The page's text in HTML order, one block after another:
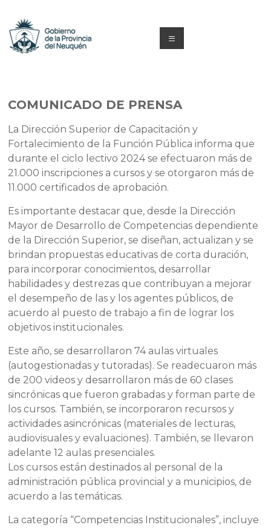
contenido
y
Neuquén
Menú
COMUNICADO DE PRENSA
La Dirección Superior de Capacitación y
Fortalecimiento de la Función Pública informa que
durante el ciclo lectivo 2024 se efectuaron más de
21.000 inscripciones a cursos y se otorgaron más de
11.000 certificados de aprobación.
Es importante destacar que, desde la Dirección
Mayor de Desarrollo de Competencias dependiente
de la Dirección Superior, se diseñan, actualizan y se
brindan propuestas educativas de corta duración,
para incorporar conocimientos, desarrollar
habilidades y destrezas que contribuyan a mejorar
el desempeño de las y los agentes públicos, de
acuerdo al puesto de trabajo a fin de lograr los
objetivos institucionales.
Este año, se desarrollaron 74 aulas virtuales
(autogestionadas y tutoradas). Se readecuaron más
de 200 videos y desarrollaron más de 60 clases
sincrónicas que fueron grabadas y forman parte de
los cursos. También, se incorporaron recursos y
actividades asincrónicas (materiales de lecturas,
audiovisuales y evaluaciones). También, se llevaron
adelante 12 aulas presenciales.
Los cursos están destinados al personal de la
administración pública provincial y a municipios, de
acuerdo a las temáticas.
La categoría “Competencias Institucionales”, incluye